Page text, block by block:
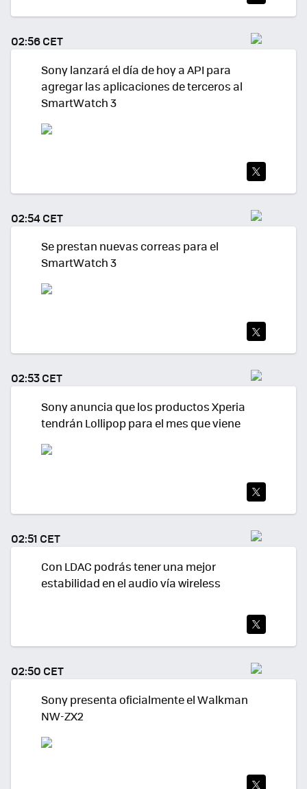
TWI
TEA
R
02:56 CET
Sony lanzará el día de hoy a API para
agregar las aplicaciones de terceros al
SmartWatch 3
TEA
R
02:54 CET
Se prestan nuevas correas para el
SmartWatch 3
TWI
TEA
R
02:53 CET
Sony anuncia que los productos Xperia
tendrán Lollipop para el mes que viene
TEA
R
02:51 CET
Con LDAC podrás tener una mejor
estabilidad en el audio vía wireless
TWI
TEA
R
02:50 CET
Sony presenta oficialmente el Walkman
NW-ZX2